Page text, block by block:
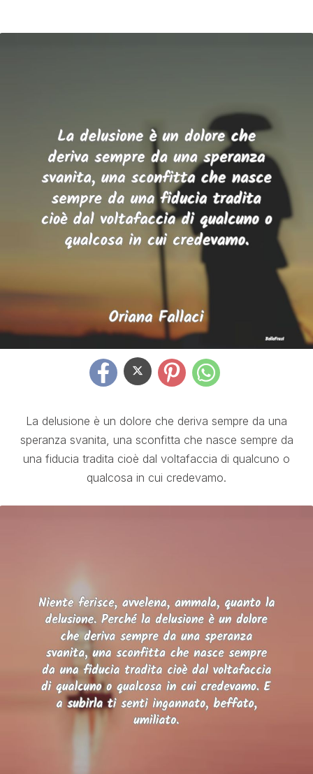
La delusione è un dolore che deriva sempre da una
speranza svanita, una sconfitta che nasce sempre da
una fiducia tradita cioè dal voltafaccia di qualcuno o
qualcosa in cui credevamo.